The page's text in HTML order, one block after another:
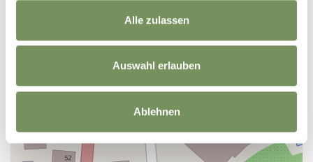
Alle zulassen
Auswahl erlauben
Ablehnen